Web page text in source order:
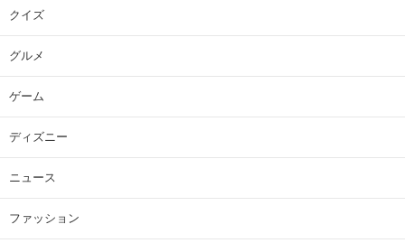
クイズ
グルメ
ゲーム
ディズニー
ニュース
ファッション